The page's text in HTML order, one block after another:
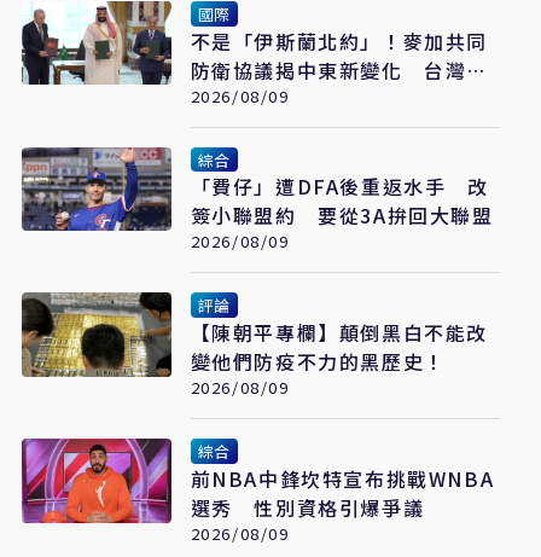
國際
不是「伊斯蘭北約」！麥加共同
防衛協議揭中東新變化 台灣該
看懂「多層次安全」
2026/08/09
綜合
「費仔」遭DFA後重返水手 改
簽小聯盟約 要從3A拚回大聯盟
2026/08/09
評論
【陳朝平專欄】顛倒黑白不能改
變他們防疫不力的黑歷史！
2026/08/09
綜合
前NBA中鋒坎特宣布挑戰WNBA
選秀 性別資格引爆爭議
2026/08/09